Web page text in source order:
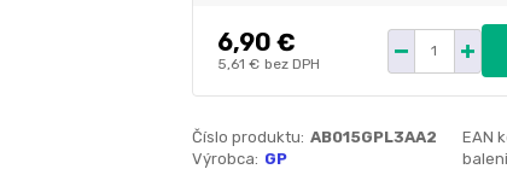
6,90 €
5,61 € bez DPH
Číslo produktu: AB015GPL3AA2 EAN
Výrobca: GP